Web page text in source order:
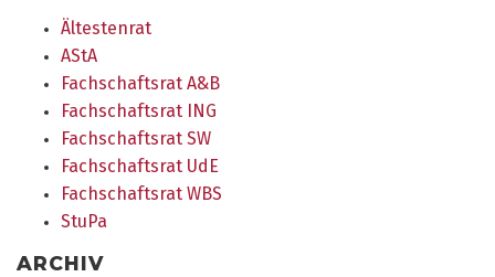
Ältestenrat
AStA
Fachschaftsrat A&B
Fachschaftsrat ING
Fachschaftsrat SW
Fachschaftsrat UdE
Fachschaftsrat WBS
StuPa
ARCHIV